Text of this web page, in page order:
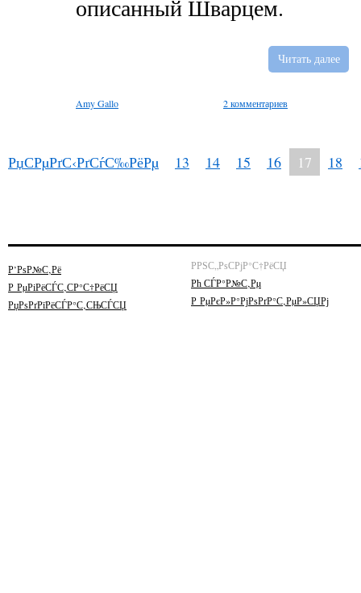
описанный Шварцем.
Читать далее
Amy Gallo 2 комментариев
РџСРµРґС‹РґСѓС‰РёРµ 13 14 15 16 17 18
Р’РѕР№С‚Рё
Р РµРіРёСЃС‚СР°С†РёСЏ
РџРѕРґРїРёСЃР°С‚СЊСЃСЏ
РРЅС„РѕСРјР°С†РёСЏ
Рћ СЃР°Р№С‚Рµ
Р РµРєР»Р°РјРѕРґР°С‚РµР»СЏРј